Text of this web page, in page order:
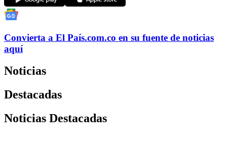
Convierta a El País.com.co en su fuente de noticias
aquí
Noticias
Destacadas
Noticias Destacadas